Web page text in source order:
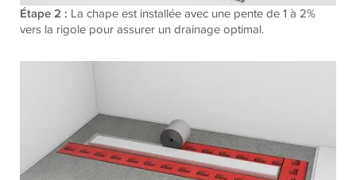
Étape 2 : La chape est installée avec une pente de 1 à 2%
vers la rigole pour assurer un drainage optimal.